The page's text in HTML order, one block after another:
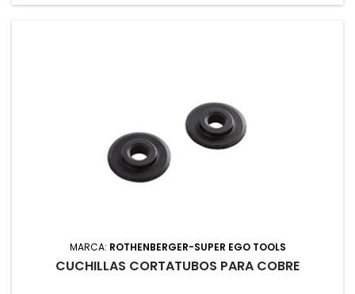
MARCA: ROTHENBERGER-SUPER EGO TOOLS
CUCHILLAS CORTATUBOS PARA COBRE